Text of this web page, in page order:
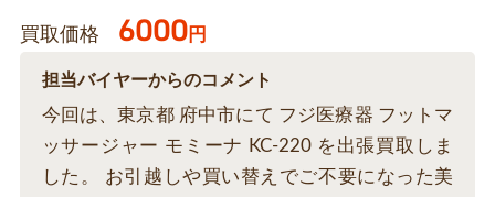
買取価格 6000円
担当バイヤーからのコメント
今回は、東京都 府中市にて フジ医療器 フットマ
ッサージャー モミーナ KC-220 を出張買取しま
した。 お引越しや買い替えでご不要になった美